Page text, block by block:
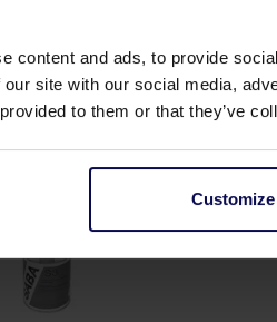
content and ads, to provide
site with our social media,
to them or that they’ve
Customize